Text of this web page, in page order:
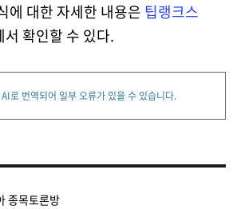
에 대한 자세한 내용은 팁랭크스
서 확인할 수 있다.
로 번역되어 일부 오류가 있을 수 있습니다.
종목토론방